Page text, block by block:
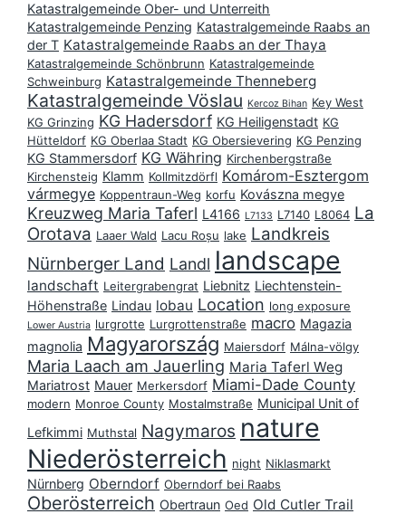
Katastralgemeinde Ober- und Unterreith
Katastralgemeinde Penzing Katastralgemeinde Raabs an
der T Katastralgemeinde Raabs an der Thaya
Katastralgemeinde Schönbrunn Katastralgemeinde
Schweinburg Katastralgemeinde Thenneberg
Katastralgemeinde Vöslau Kercoz Bihan Key West
KG Grinzing KG Hadersdorf KG Heiligenstadt KG
Hütteldorf KG Oberlaa Stadt KG Obersievering KG Penzing
KG Stammersdorf KG Währing Kirchenbergstraße
Kirchensteig Klamm Kollmitzdörfl Komárom-Esztergom
vármegye Koppentraun-Weg korfu Kovászna megye
Kreuzweg Maria Taferl L4166 L7133 L7140 L8064 La
Orotava Laaer Wald Lacu Roșu lake Landkreis
Nürnberger Land Landl landscape
landschaft Leitergrabengrat Liebnitz Liechtenstein-
Höhenstraße Lindau lobau Location long exposure
Lower Austria lurgrotte Lurgrottenstraße macro Magazia
magnolia Magyarország Maiersdorf Málna-völgy
Maria Laach am Jauerling Maria Taferl Weg
Mariatrost Mauer Merkersdorf Miami-Dade County
modern Monroe County Mostalmstraße Municipal Unit of
Lefkimmi Muthstal Nagymaros nature
Niederösterreich night Niklasmarkt
Nürnberg Oberndorf Oberndorf bei Raabs
Oberösterreich Obertraun Oed Old Cutler Trail